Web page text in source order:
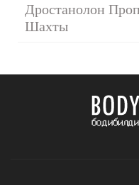
Дростанолон
Шахты